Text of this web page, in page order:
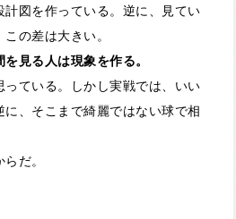
図を作っている。逆に、見てい
の差は大きい。
見る人は現象を作る。
ている。しかし実戦では、いい
、そこまで綺麗ではない球で相
だ。